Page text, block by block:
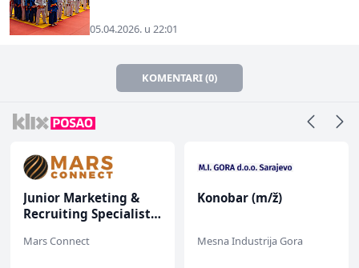
05.04.2026. u 22:01
KOMENTARI (0)
Junior Marketing &
Recruiting Specialist
Mars Connect
Konobar (m/ž)
Mesna Industrija Gora